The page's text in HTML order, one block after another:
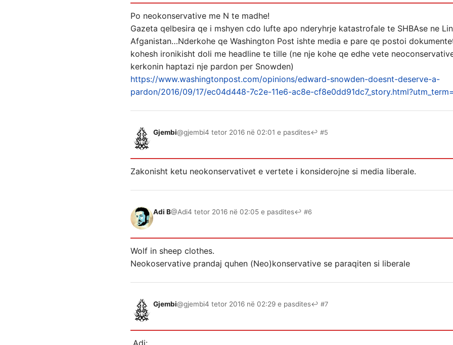
Po neokonservative me N te madhe!
Gazeta qelbesira qe i mshyen cdo lufte apo nderyhrje katastrofale te SHBAse ne
Afganistan…Nderkohe qe Washington Post ishte media e pare qe postoi
kohesh ironikisht doli me headline te tille (ne nje kohe qe edhe vete
kerkonin haptazi nje pardon per Snowden)
https://www.washingtonpost.com/opinions/edward-snowden-doesnt-deserve-a-
pardon/2016/09/17/ec04d448-7c2e-11e6-ac8e-
Gjembi@gjembi4 tetor 2016 në 02:01 e pasdites↩ #5
Zakonisht ketu neokonservativet e vertete i konsiderojne si media liberale.
Adi B@Adi4 tetor 2016 në 02:05 e pasdites↩ #6
Wolf in sheep clothes.
Neokoservative prandaj quhen (Neo)konservative se paraqiten si liberale
Gjembi@gjembi4 tetor 2016 në 02:29 e pasdites↩ #7
Adi: